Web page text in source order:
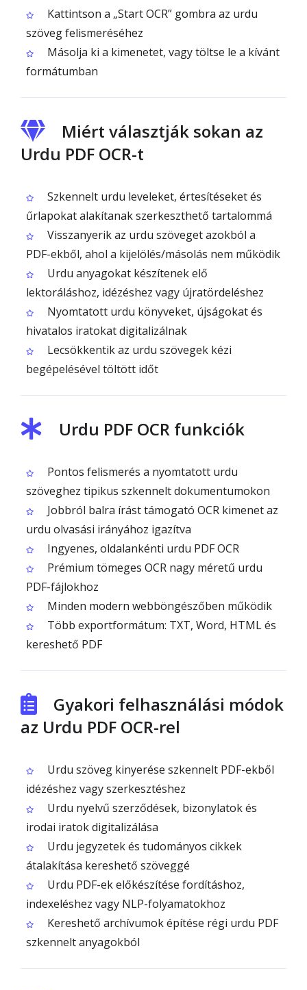
Kattintson a „Start OCR” gombra az urdu
szöveg felismeréséhez
Másolja ki a kimenetet, vagy töltse le a kívánt
formátumban
Miért választják sokan az
Urdu PDF OCR-t
Szkennelt urdu leveleket, értesítéseket és
űrlapokat alakítanak szerkeszthető tartalommá
Visszanyerik az urdu szöveget azokból a
PDF-ekből, ahol a kijelölés/másolás nem működik
Urdu anyagokat készítenek elő
lektoráláshoz, idézéshez vagy újratördeléshez
Nyomtatott urdu könyveket, újságokat és
hivatalos iratokat digitalizálnak
Lecsökkentik az urdu szövegek kézi
begépelésével töltött időt
Urdu PDF OCR funkciók
Pontos felismerés a nyomtatott urdu
szöveghez tipikus szkennelt dokumentumokon
Jobbról balra írást támogató OCR kimenet az
urdu olvasási irányához igazítva
Ingyenes, oldalankénti urdu PDF OCR
Prémium tömeges OCR nagy méretű urdu
PDF-fájlokhoz
Minden modern webböngészőben működik
Több exportformátum: TXT, Word, HTML és
kereshető PDF
Gyakori felhasználási módok
az Urdu PDF OCR-rel
Urdu szöveg kinyerése szkennelt PDF-ekből
idézéshez vagy szerkesztéshez
Urdu nyelvű szerződések, bizonylatok és
irodai iratok digitalizálása
Urdu jegyzetek és tudományos cikkek
átalakítása kereshető szöveggé
Urdu PDF-ek előkészítése fordításhoz,
indexeléshez vagy NLP-folyamatokhoz
Kereshető archívumok építése régi urdu PDF
szkennelt anyagokból